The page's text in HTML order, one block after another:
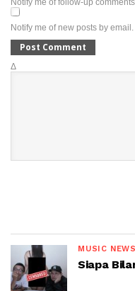
Notify me of new posts by email.
Δ
MUSIC NEWS
Siapa